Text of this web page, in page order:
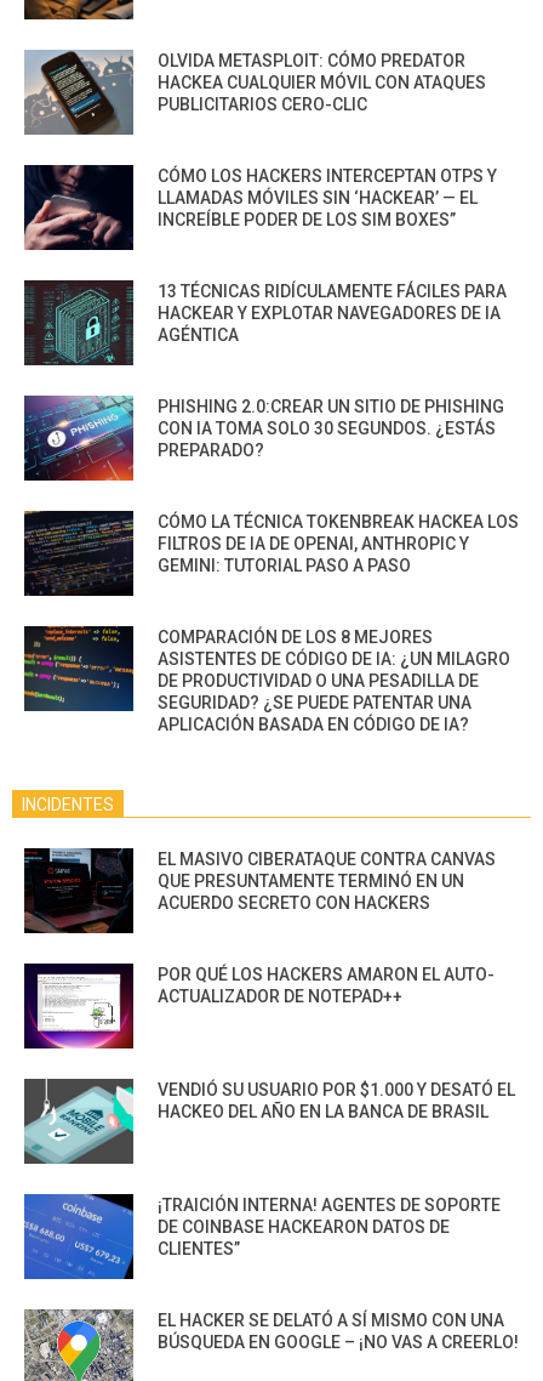
OLVIDA METASPLOIT: CÓMO PREDATOR
HACKEA CUALQUIER MÓVIL CON ATAQUES
PUBLICITARIOS CERO-CLIC
CÓMO LOS HACKERS INTERCEPTAN OTPS Y
LLAMADAS MÓVILES SIN ‘HACKEAR’ — EL
INCREÍBLE PODER DE LOS SIM BOXES”
13 TÉCNICAS RIDÍCULAMENTE FÁCILES PARA
HACKEAR Y EXPLOTAR NAVEGADORES DE IA
AGÉNTICA
PHISHING 2.0:CREAR UN SITIO DE PHISHING
CON IA TOMA SOLO 30 SEGUNDOS. ¿ESTÁS
PREPARADO?
CÓMO LA TÉCNICA TOKENBREAK HACKEA LOS
FILTROS DE IA DE OPENAI, ANTHROPIC Y
GEMINI: TUTORIAL PASO A PASO
COMPARACIÓN DE LOS 8 MEJORES
ASISTENTES DE CÓDIGO DE IA: ¿UN MILAGRO
DE PRODUCTIVIDAD O UNA PESADILLA DE
SEGURIDAD? ¿SE PUEDE PATENTAR UNA
APLICACIÓN BASADA EN CÓDIGO DE IA?
INCIDENTES
EL MASIVO CIBERATAQUE CONTRA CANVAS
QUE PRESUNTAMENTE TERMINÓ EN UN
ACUERDO SECRETO CON HACKERS
POR QUÉ LOS HACKERS AMARON EL AUTO-
ACTUALIZADOR DE NOTEPAD++
VENDIÓ SU USUARIO POR $1.000 Y DESATÓ EL
HACKEO DEL AÑO EN LA BANCA DE BRASIL
¡TRAICIÓN INTERNA! AGENTES DE SOPORTE
DE COINBASE HACKEARON DATOS DE
CLIENTES”
EL HACKER SE DELATÓ A SÍ MISMO CON UNA
BÚSQUEDA EN GOOGLE – ¡NO VAS A CREERLO!